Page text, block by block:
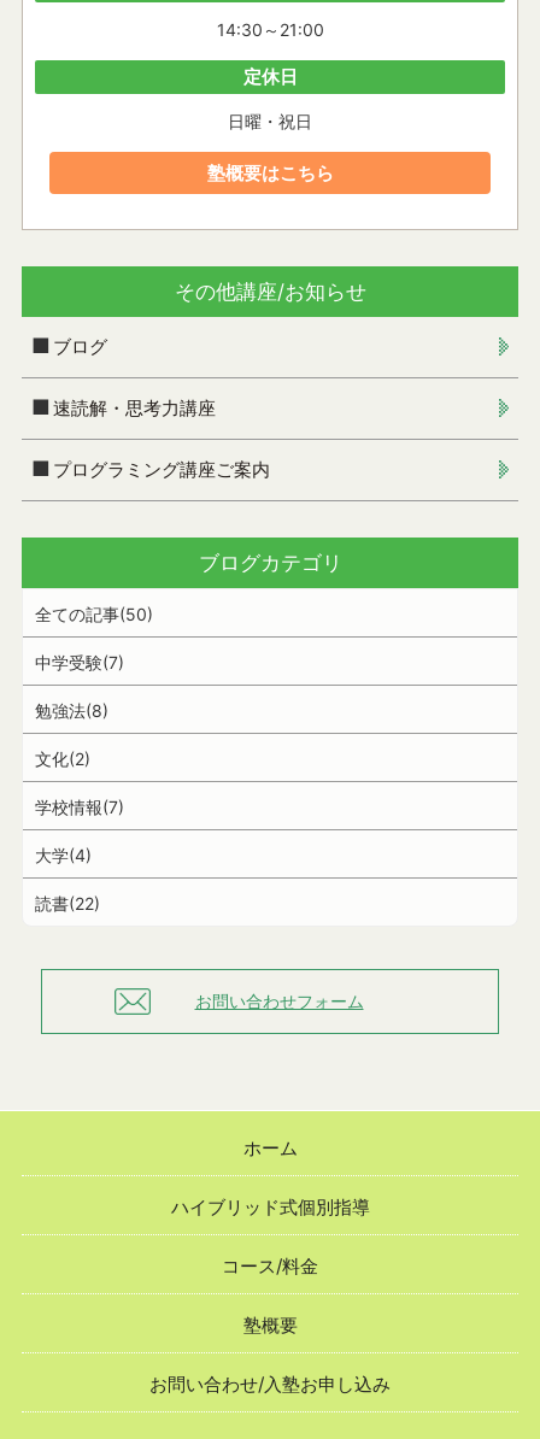
14:30～21:00
定休日
日曜・祝日
塾概要はこちら
その他講座/お知らせ
ブログ
速読解・思考力講座
プログラミング講座ご案内
ブログカテゴリ
全ての記事(50)
中学受験(7)
勉強法(8)
文化(2)
学校情報(7)
大学(4)
読書(22)
お問い合わせフォーム
ホーム
ハイブリッド式個別指導
コース/料金
塾概要
お問い合わせ/入塾お申し込み